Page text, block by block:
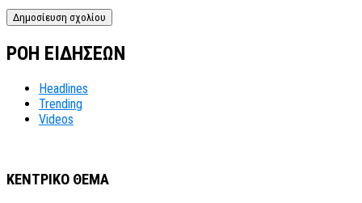
ΡΟΗ ΕΙΔΗΣΕΩΝ
Headlines
Trending
Videos
ΚΕΝΤΡΙΚΟ ΘΕΜΑ